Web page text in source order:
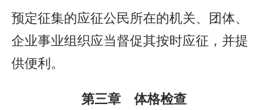
预定征集的应征公民所在的机关、团体、
企业事业组织应当督促其按时应征，并提
供便利。
第三章 体格检查